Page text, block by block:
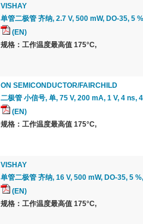
VISHAY
单管二极管 齐纳, 2.7 V, 500 mW, DO-35, 5
(EN)
规格：工作温度最高值 175°C,
ON SEMICONDUCTOR/FAIRCHILD
二极管 小信号, 单, 75 V, 200 mA, 1 V, 4 ns,
(EN)
规格：工作温度最高值 175°C,
VISHAY
单管二极管 齐纳, 16 V, 500 mW, DO-35, 5
(EN)
规格：工作温度最高值 175°C,